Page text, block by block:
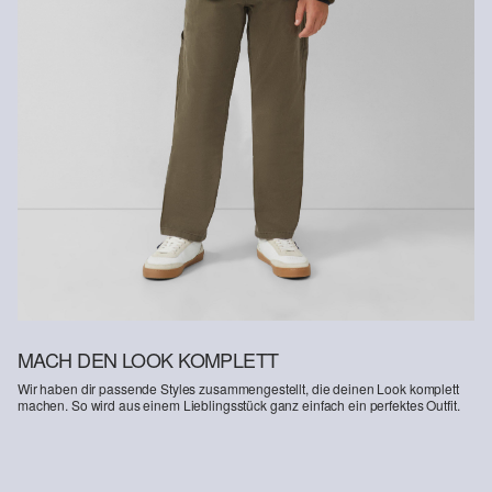
Durch die Verwendung von Bio-Fasern unterstützen wir die
Gewinnung von Naturfasern aus kontrolliert biologischem Anbau.
Bio-Baumwolle: Dieses Produkt enthält Bio-Baumwolle. In der
ökologischen Landwirtschaft werden keine chemischen
Düngemittel und Pestizide verwendet. Damit unterstützen wir die
Bodengesundheit und helfen, den Wasserverbrauch zu reduzieren.
MACH DEN LOOK KOMPLETT
Wir haben dir passende Styles zusammengestellt, die deinen Look komplett
machen. So wird aus einem Lieblingsstück ganz einfach ein perfektes Outfit.